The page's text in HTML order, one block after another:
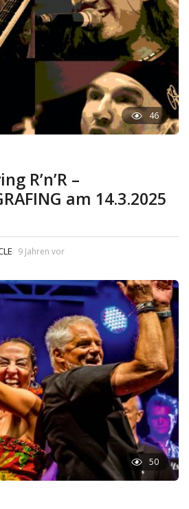
46
R’n’R –
am 14.3.2025
9 Jahren vor
50